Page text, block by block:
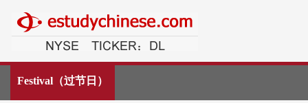
中文教育网
Festival（过节日）